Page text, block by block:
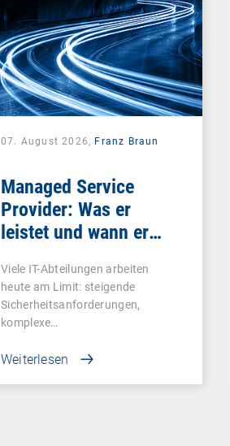
07. August 2026, Franz Braun
Managed Service
Provider: Was er
leistet und wann er
Viele IT-Abteilungen arbeiten
heute am Limit: steigende
Sicherheitsanforderungen,
komplexe…
Weiterlesen